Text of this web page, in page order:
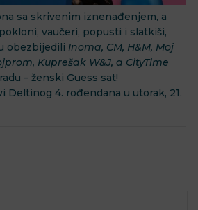
sa skrivenim iznenađenjem, a
vaučeri, popusti i slatkiši,
obezbijedili Inoma, CM, H&M, Moj
Kuprešak W&J, a CityTime
– ženski Guess sat!
Deltinog 4. rođendana u utorak, 21.